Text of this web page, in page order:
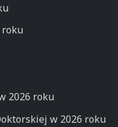
roku
2026 roku
w 2026 roku